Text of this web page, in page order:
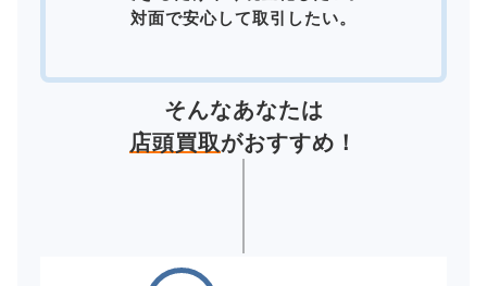
対面で安心して取引したい。
そんなあなたは
店頭買取がおすすめ！